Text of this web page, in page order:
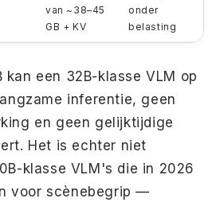
van ~38–45
GB + KV
onder
belasting
kan een 32B-klasse VLM op
inferentie, geen
en geen gelijktijdige
Het is echter niet
klasse VLM's die in 2026
voor scènebegrip —